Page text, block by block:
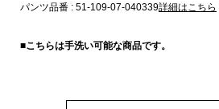
パンツ品番 : 51-109-07-040339詳細はこちら
■こちらは手洗い可能な商品です。